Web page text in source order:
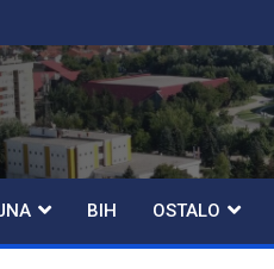
BIH OSTALO